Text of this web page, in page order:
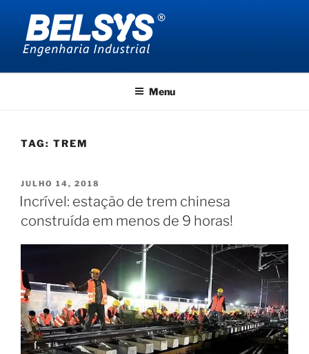
conteúdo
BELSYS ENGENHARIA
Menu
TAG: TREM
PUBLICADO
EM
JULHO 14, 2018
Incrível: estação de trem chinesa
construída em menos de 9 horas!